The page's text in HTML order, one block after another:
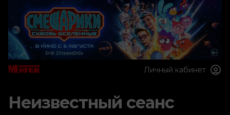
Личный кабинет
Неизвестный сеанс